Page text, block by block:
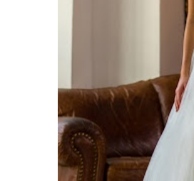
Майн Либен,
Elena Chezelle
О салоне Отзывы(0)
Для вас найдено 10